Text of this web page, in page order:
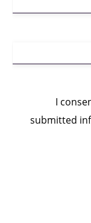
I
submitted